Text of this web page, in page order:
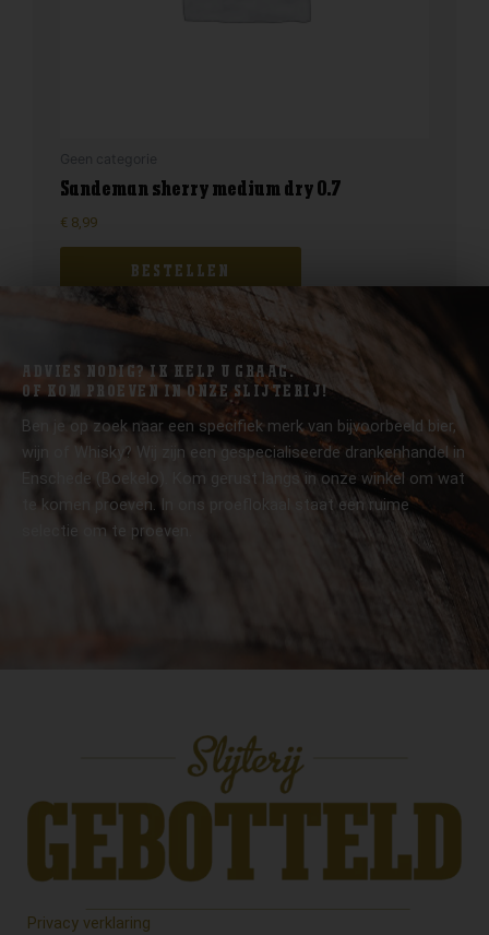
Sandeman sherry medium dry 0.7
€ 8,99
BESTELLEN
ADVIES NODIG? IK HELP U GRAAG.
OF KOM PROEVEN IN ONZE SLIJTERIJ!
Ben je op zoek naar een specifiek merk van bijvoorbeeld bier,
wijn of Whisky? Wij zijn een gespecialiseerde drankenhandel in
Enschede (Boekelo). Kom gerust langs in onze winkel om wat
te komen proeven. In ons proeflokaal staat een ruime
selectie om te proeven.
Privacy verklaring